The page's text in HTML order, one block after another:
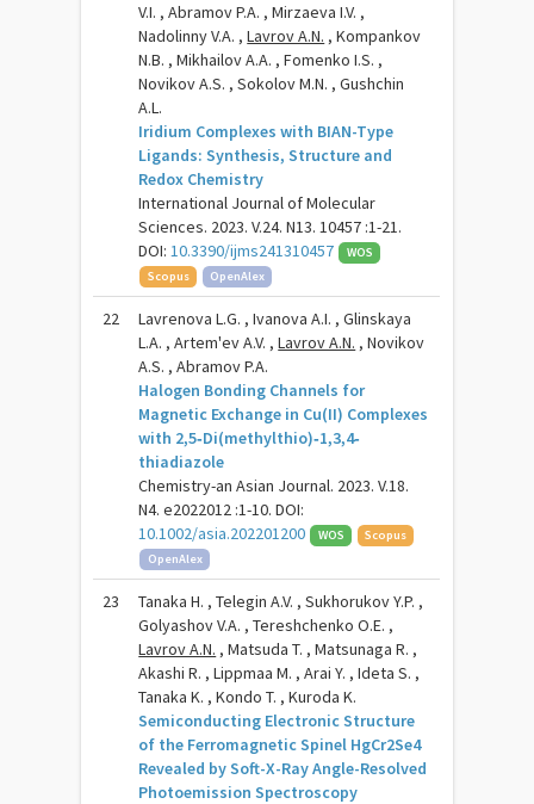
V.I. , Abramov P.A. , Mirzaeva I.V. ,
Nadolinny V.A. ,Lavrov A.N. , Kompankov
N.B. , Mikhailov A.A. , Fomenko I.S. ,
Novikov A.S. , Sokolov M.N. , Gushchin
A.L.
Iridium Complexes with BIAN-Type
Ligands: Synthesis, Structure and
Redox Chemistry
International Journal of Molecular
Sciences. 2023. V.24. N13. 10457 :1-21.
DOI:10.3390/ijms241310457
WOS
Scopus
OpenAlex
22
Lavrenova L.G. , Ivanova A.I. , Glinskaya
L.A. , Artem'ev A.V. ,Lavrov A.N. , Novikov
A.S. , Abramov P.A.
Halogen Bonding Channels for
Magnetic Exchange in Cu(II) Complexes
with 2,5‐Di(methylthio)‐1,3,4‐
thiadiazole
Chemistry-an Asian Journal. 2023. V.18.
N4. e2022012 :1-10. DOI:
10.1002/asia.202201200
WOS
Scopus
OpenAlex
23
Tanaka H. , Telegin A.V. , Sukhorukov Y.P. ,
Golyashov V.A. , Tereshchenko O.E. ,
Lavrov A.N. , Matsuda T. , Matsunaga R. ,
Akashi R. , Lippmaa M. , Arai Y. , Ideta S. ,
Tanaka K. , Kondo T. , Kuroda K.
Semiconducting Electronic Structure
of the Ferromagnetic Spinel HgCr2Se4
Revealed by Soft-X-Ray Angle-Resolved
Photoemission Spectroscopy